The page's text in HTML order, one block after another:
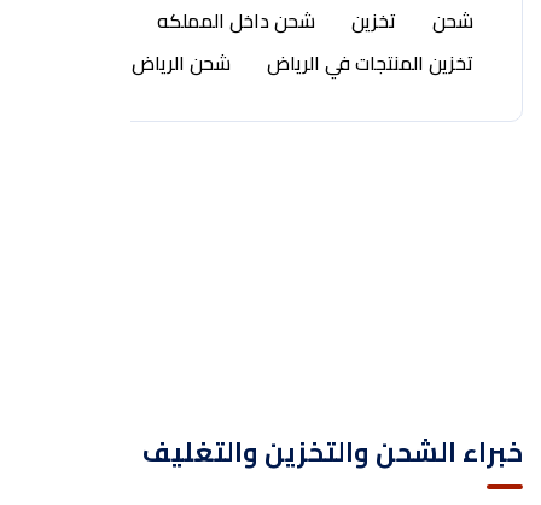
شحن تخزين
شحن داخل المملكه
تخزين المنتجات في الرياض
شحن الرياض
خبراء الشحن والتخزين والتغليف